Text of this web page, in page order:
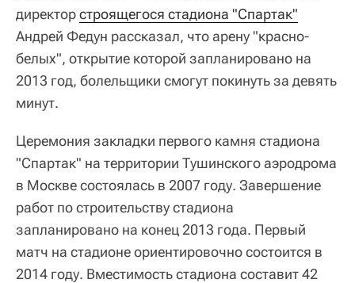
директорстроящегося стадиона "Спартак"
Андрей Федун рассказал, что арену "красно-
белых", открытие которой запланировано на
2013 год, болельщики смогут покинуть за девять
минут.
Церемония закладки первого камня стадиона
"Спартак" на территории Тушинского аэродрома
в Москве состоялась в 2007 году. Завершение
работ по строительству стадиона
запланировано на конец 2013 года. Первый
матч на стадионе ориентировочно состоится в
2014 году. Вместимость стадиона составит 42